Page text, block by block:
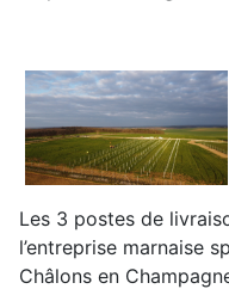
Les 3 postes de
l’entreprise marnaise
Châlons en